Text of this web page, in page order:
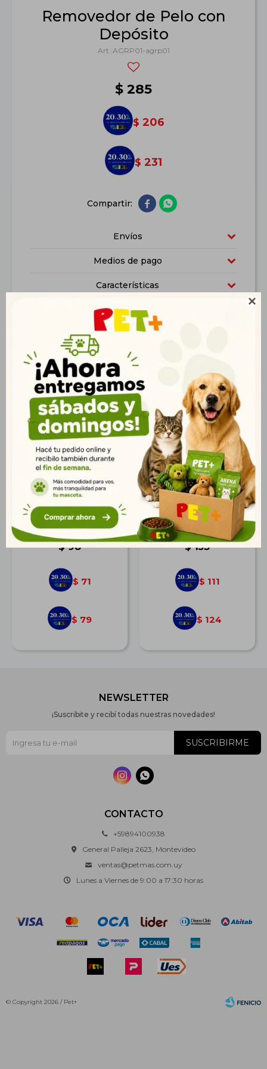

Removedor de Pelo con
Depósito
AGRP01-agrp01
$ 285
$ 206
$ 231
 
Envíos
Medios de pago
Características
Productos que te pueden interesar
Cardina Económica
Pequeña
$ 98
$ 71
$ 79
Rodillo Saca Pelo
$ 153
$ 111
$ 124
CONTACTO
+59894100938
General Palleja 2623, Montevideo
ventas@petmas.com.uy
Lunes a Viernes de 9:00 a 17:30 horas
NEWSLETTER
¡Suscribite y recibí todas nuestras novedades!
SUSCRIBIRME
 
© Copyright 2026 / Pet+